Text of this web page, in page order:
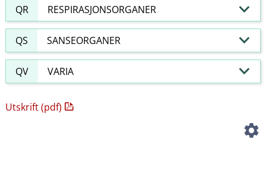
QR RESPIRASJONSORGANER
QS SANSEORGANER
QV VARIA
Utskrift (pdf)